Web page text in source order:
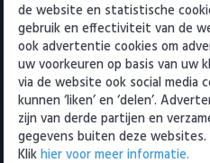
Eredivisie
NEC-directeur over
de website en statistische
gebruik en effectiviteit van de
ook advertentie cookies om
uw voorkeuren op basis van uw
via de website ook social media
kunnen ‘liken’ en ‘delen’.
zijn van derde partijen en
gegevens buiten deze
Klikhier voor meer informatie.